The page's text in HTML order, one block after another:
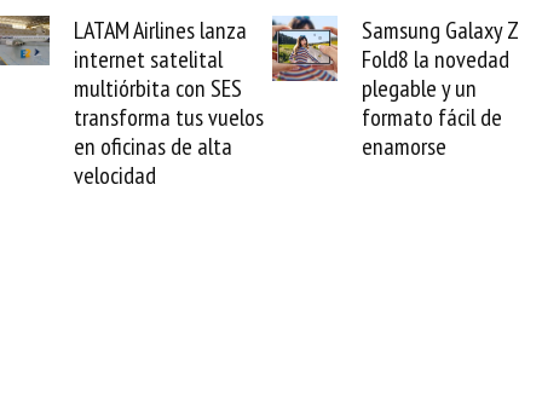
Samsung Galaxy Z
Fold8 la novedad
plegable y un
formato fácil de
enamorse
Cashea levanta 100
millones de dólares y
valida el crédito del
venezolano ante el
mundo